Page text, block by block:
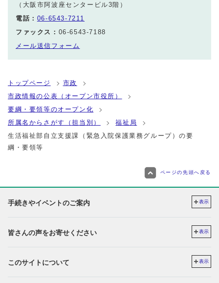
（大阪市阿波座センタービル3階）
電話： 06-6543-7211
ファックス： 06-6543-7188
メール送信フォーム
トップページ
市政
市政情報の公表（オープン市役所）
要綱・要領等のオープン化
所属名からさがす（担当別）
福祉局
生活福祉部自立支援課（緊急入院保護業務グループ）の要
綱・要領等
ページの先頭へ戻る
手続きやイベントのご案内 表示
皆さんの声をお寄せください 表示
このサイトについて 表示